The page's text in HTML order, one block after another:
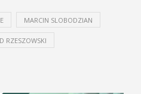
MARCIN SLOBODZIAN
RZESZOWSKI